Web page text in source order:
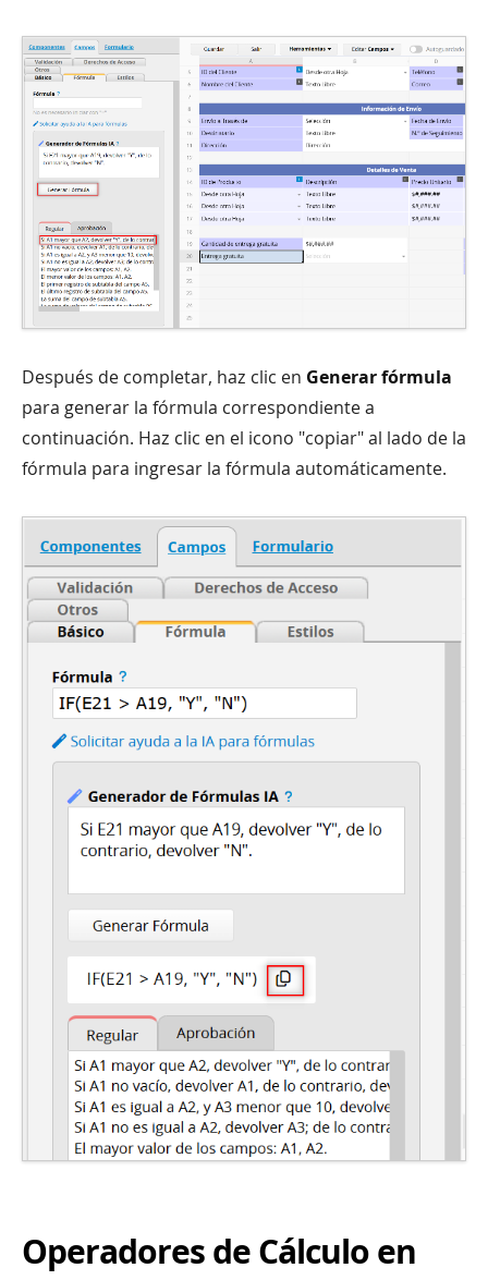
Después de completar, haz clic en Generar fórmula
para generar la fórmula correspondiente a
continuación. Haz clic en el icono "copiar" al lado de la
fórmula para ingresar la fórmula automáticamente.
Operadores de Cálculo en